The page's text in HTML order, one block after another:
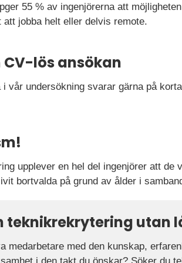
55 % av ingenjörerna att
jobba helt eller delvis remote.
CV-lös ansökan
vår undersökning svarar gärna på
upplever en hel del ingenjörer att de
bortvalda på grund av ålder i
teknikrekrytering utan
medarbetare med den kunskap,